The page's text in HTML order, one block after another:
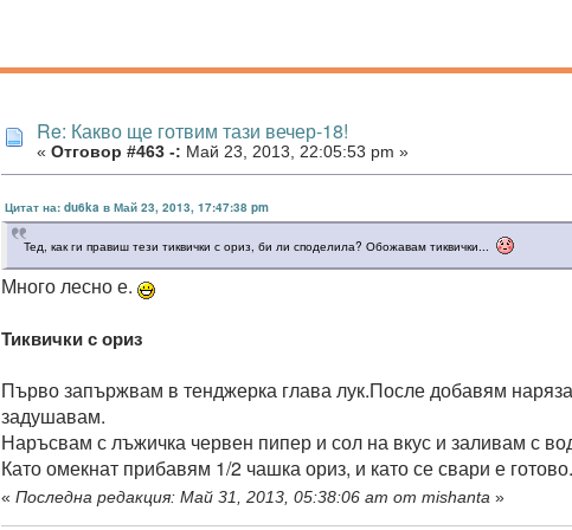
Re: Какво ще готвим тази вечер-18!
« Отговор #463 -: Май 23, 2013, 22:05:53 pm »
Цитат на: du6ka в Май 23, 2013, 17:47:38 pm
Тед, как ги правиш тези тиквички с ориз, би ли споделила? Обожавам тиквички...
Много лесно е.
Тиквички с ориз
Първо запържвам в тенджерка глава лук.После добавям
задушавам.
Наръсвам с лъжичка червен пипер и сол на вкус и заливам с
Като омекнат прибавям 1/2 чашка ориз, и като се свари е готово.
« Последна редакция: Май 31, 2013, 05:38:06 am от mishanta »